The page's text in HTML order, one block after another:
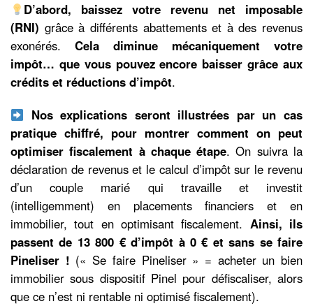
D’abord, baissez votre revenu net imposable
(RNI) grâce à différents abattements et à des revenus
exonérés. Cela diminue mécaniquement votre
impôt… que vous pouvez encore baisser grâce aux
crédits et réductions d’impôt.
Nos explications seront illustrées par un cas
pratique chiffré, pour montrer comment on peut
optimiser fiscalement à chaque étape. On suivra la
déclaration de revenus et le calcul d’impôt sur le revenu
d’un couple marié qui travaille et investit
(intelligemment) en placements financiers et en
immobilier, tout en optimisant fiscalement. Ainsi, ils
passent de 13 800 € d’impôt à 0 € et sans se faire
Pineliser ! (« Se faire Pineliser » = acheter un bien
immobilier sous dispositif Pinel pour défiscaliser, alors
que ce n’est ni rentable ni optimisé fiscalement).